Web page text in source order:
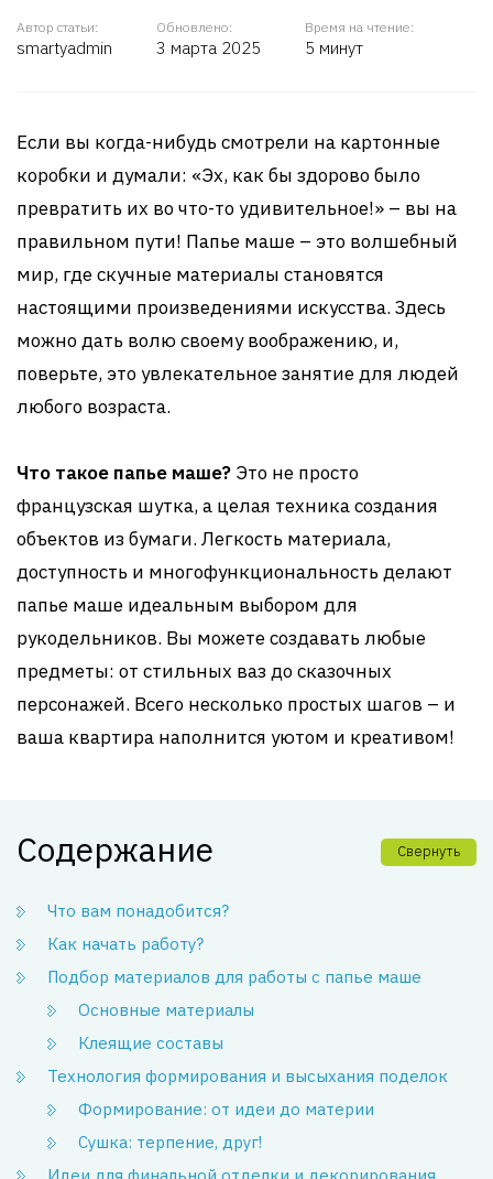
Автор статьи:
smartyadmin
Обновлено:
3 марта 2025
Время на чтение:
5 минут
Если вы когда-нибудь смотрели на картонные
коробки и думали: «Эх, как бы здорово было
превратить их во что-то удивительное!» – вы на
правильном пути! Папье маше – это волшебный
мир, где скучные материалы становятся
настоящими произведениями искусства. Здесь
можно дать волю своему воображению, и,
поверьте, это увлекательное занятие для людей
любого возраста.
Что такое папье маше? Это не просто
французская шутка, а целая техника создания
объектов из бумаги. Легкость материала,
доступность и многофункциональность делают
папье маше идеальным выбором для
рукодельников. Вы можете создавать любые
предметы: от стильных ваз до сказочных
персонажей. Всего несколько простых шагов – и
ваша квартира наполнится уютом и креативом!
Содержание Свернуть
Что вам понадобится?
Как начать работу?
Подбор материалов для работы с папье маше
Основные материалы
Клеящие составы
Технология формирования и высыхания поделок
Формирование: от идеи до материи
Сушка: терпение, друг!